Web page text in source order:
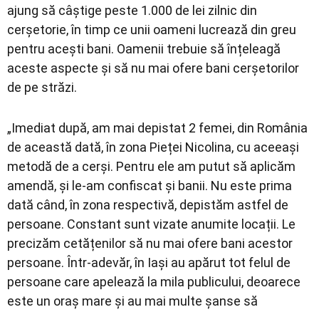
ajung să câștige peste 1.000 de lei zilnic din
cerșetorie, în timp ce unii oameni lucrează din greu
pentru acești bani. Oamenii trebuie să înțeleagă
aceste aspecte și să nu mai ofere bani cerșetorilor
de pe străzi.
„Imediat după, am mai depistat 2 femei, din România
de această dată, în zona Pieței Nicolina, cu aceeași
metodă de a cerși. Pentru ele am putut să aplicăm
amendă, și le-am confiscat și banii. Nu este prima
dată când, în zona respectivă, depistăm astfel de
persoane. Constant sunt vizate anumite locații. Le
precizăm cetățenilor să nu mai ofere bani acestor
persoane. Într-adevăr, în Iași au apărut tot felul de
persoane care apelează la mila publicului, deoarece
este un oraș mare și au mai multe șanse să